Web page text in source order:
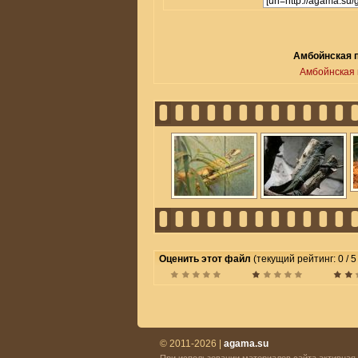
Амбойнская
Амбойнская
Оценить этот файл (текущий рейтинг: 0 /
© 2011-2026 | agama.su